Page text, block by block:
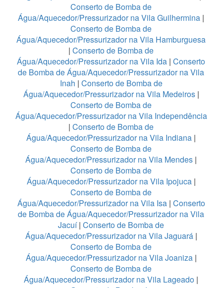
Conserto de Bomba de
Água/Aquecedor/Pressurizador na Vila Guilhermina |
Conserto de Bomba de
Água/Aquecedor/Pressurizador na Vila Hamburguesa
| Conserto de Bomba de
Água/Aquecedor/Pressurizador na Vila Ida | Conserto
de Bomba de Água/Aquecedor/Pressurizador na Vila
Inah | Conserto de Bomba de
Água/Aquecedor/Pressurizador na Vila Medeiros|
Conserto de Bomba de
Água/Aquecedor/Pressurizador na Vila Independência
| Conserto de Bomba de
Água/Aquecedor/Pressurizador na Vila Indiana |
Conserto de Bomba de
Água/Aquecedor/Pressurizador na Vila Mendes |
Conserto de Bomba de
Água/Aquecedor/Pressurizador na Vila Ipojuca|
Conserto de Bomba de
Água/Aquecedor/Pressurizador na Vila Isa| Conserto
de Bomba de Água/Aquecedor/Pressurizador na Vila
Jacuí| Conserto de Bomba de
Água/Aquecedor/Pressurizador na Vila Jaguará|
Conserto de Bomba de
Água/Aquecedor/Pressurizador na Vila Joaniza|
Conserto de Bomba de
Água/Aquecedor/Pressurizador na Vila Lageado |